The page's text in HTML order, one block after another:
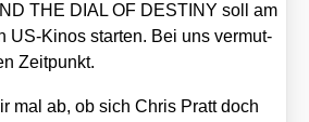
THE DIAL OF DESTINY soll am
US-Kinos star­ten. Bei uns ver­mut­
Zeit­punkt.
mal ab, ob sich Chris Pratt doch